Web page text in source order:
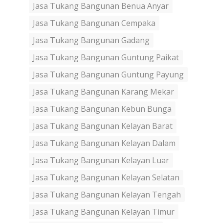
Jasa Tukang Bangunan Benua Anyar
Jasa Tukang Bangunan Cempaka
Jasa Tukang Bangunan Gadang
Jasa Tukang Bangunan Guntung Paikat
Jasa Tukang Bangunan Guntung Payung
Jasa Tukang Bangunan Karang Mekar
Jasa Tukang Bangunan Kebun Bunga
Jasa Tukang Bangunan Kelayan Barat
Jasa Tukang Bangunan Kelayan Dalam
Jasa Tukang Bangunan Kelayan Luar
Jasa Tukang Bangunan Kelayan Selatan
Jasa Tukang Bangunan Kelayan Tengah
Jasa Tukang Bangunan Kelayan Timur